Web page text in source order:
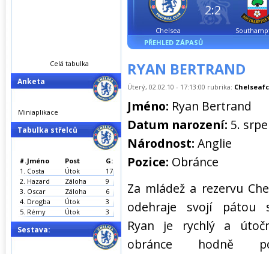
Chelsea
2:2
PŘEHLED ZÁPASŮ
RYAN BERTRAND
Úterý, 02.02.10 - 17:13:00 rubrika:
Jméno: Ryan Bertrand
Datum narození: 5.
Národnost: Anglie
Pozice: Obránce
Za mládež a rezervu
odehraje svojí pátou
Ryan je rychlý a
obránce hodně
Celá tabulka
Anketa
Miniaplikace
Tabulka střelců
#.Jméno Post
G:
1. Costa Útok
17
2. Hazard Záloha
9
3. Oscar Záloha
6
4. Drogba Útok
3
5. Rémy Útok 3
Sestava: